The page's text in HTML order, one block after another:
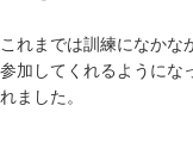
れまでは訓練になかな
加してくれるようにな
ました。